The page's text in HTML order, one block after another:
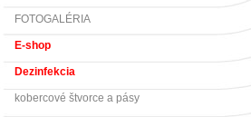
FOTOGALÉRIA
E-shop
Dezinfekcia
kobercové štvorce a pásy